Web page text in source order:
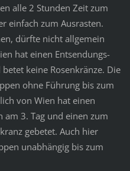
alle 2 Stunden Zeit zum
einfach zum Ausrasten.
dürfte nicht allgemein
hat einen Entsendungs-
keine Rosenkränze. Die
ohne Führung bis zum
von Wien hat einen
am 3. Tag und einen zum
gebetet. Auch hier
unabhängig bis zum